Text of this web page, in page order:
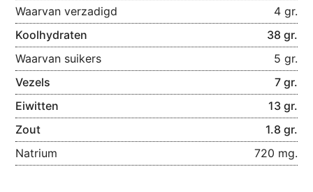
Waarvan verzadigd
4 gr.
Koolhydraten
38 gr.
Waarvan suikers
5 gr.
Vezels
7 gr.
Eiwitten
13 gr.
Zout
1.8 gr.
Natrium
720 mg.